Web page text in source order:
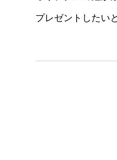
プレゼントしたい